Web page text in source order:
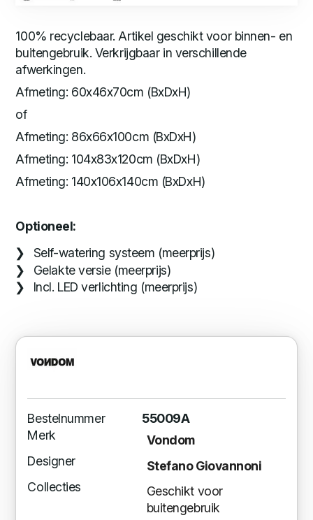
100% recyclebaar. Artikel geschikt voor binnen- en
buitengebruik. Verkrijgbaar in verschillende
afwerkingen.
Afmeting: 60x46x70cm (BxDxH)
of
Afmeting: 86x66x100cm (BxDxH)
Afmeting: 104x83x120cm (BxDxH)
Afmeting: 140x106x140cm (BxDxH)
Optioneel:
Self-watering systeem (meerprijs)
Gelakte versie (meerprijs)
Incl. LED verlichting (meerprijs)
Bestelnummer
55009A
Merk
Vondom
Designer
Stefano Giovannoni
Collecties
Geschikt voor
buitengebruik